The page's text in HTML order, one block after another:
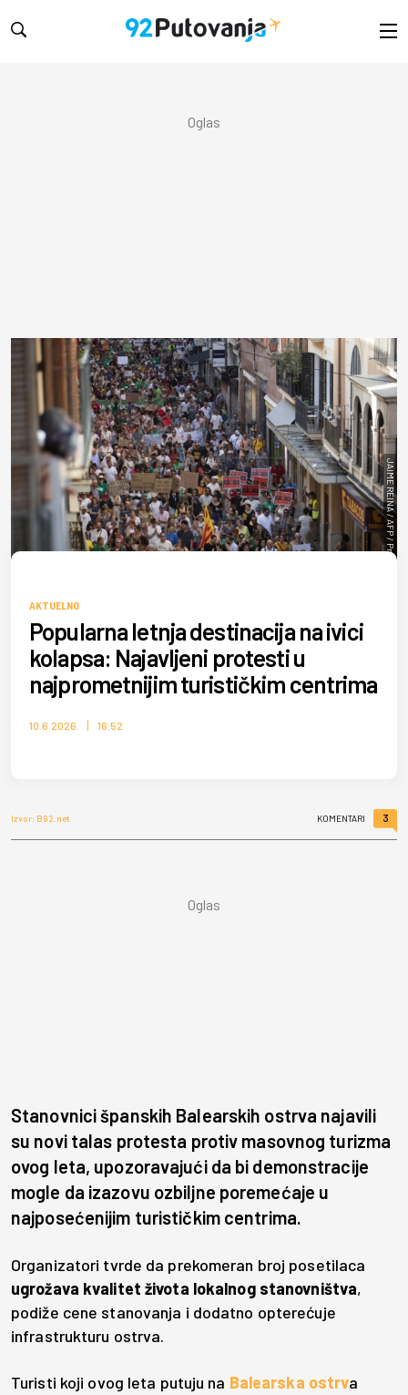
JAIME REINA / AFP / Profimedia
AKTUELNO
Popularna letnja destinacija na ivici
kolapsa: Najavljeni protesti u
najprometnijim turističkim centrima
10.6.2026. 16:52
Izvor: B92.net KOMENTARI 3
Stanovnici španskih Balearskih ostrva najavili
su novi talas protesta protiv masovnog turizma
ovog leta, upozoravajući da bi demonstracije
mogle da izazovu ozbiljne poremećaje u
najposećenijim turističkim centrima.
Organizatori tvrde da prekomeran broj posetilaca
ugrožava kvalitet života lokalnog stanovništva,
podiže cene stanovanja i dodatno opterećuje
infrastrukturu ostrva.
Turisti koji ovog leta putuju na Balearska ostrva